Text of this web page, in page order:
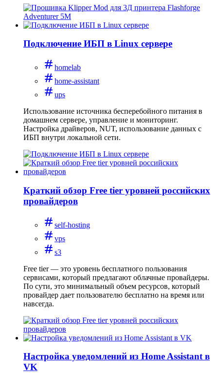
Подключение ИБП в Linux сервере
homelab
home-assistant
ups
Использование источника бесперебойного питания в
домашнем сервере, управление и мониторинг.
Настройка драйверов, NUT, использование данных с
ИБП внутри локальной сети.
Краткий обзор Free tier уровней российских
провайдеров
self-hosting
vps
s3
Free tier — это уровень бесплатного пользования
сервисами, который предлагают облачные провайдеры.
По сути, это минимальный объем ресурсов, который
провайдер дает пользователю бесплатно на время или
навсегда.
Настройка уведомлений из Home Assistant в
VK